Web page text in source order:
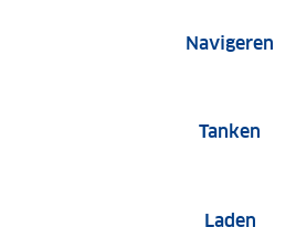
Navigeren
Tanken
Laden